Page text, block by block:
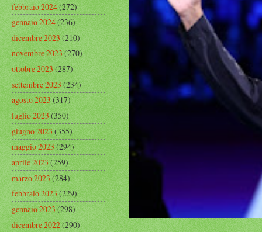
febbraio 2024(272)
gennaio 2024(236)
dicembre 2023(210)
novembre 2023(270)
ottobre 2023(287)
settembre 2023(234)
agosto 2023(317)
luglio 2023(350)
giugno 2023(355)
maggio 2023(294)
aprile 2023(259)
marzo 2023(284)
febbraio 2023(229)
gennaio 2023(298)
dicembre 2022(290)